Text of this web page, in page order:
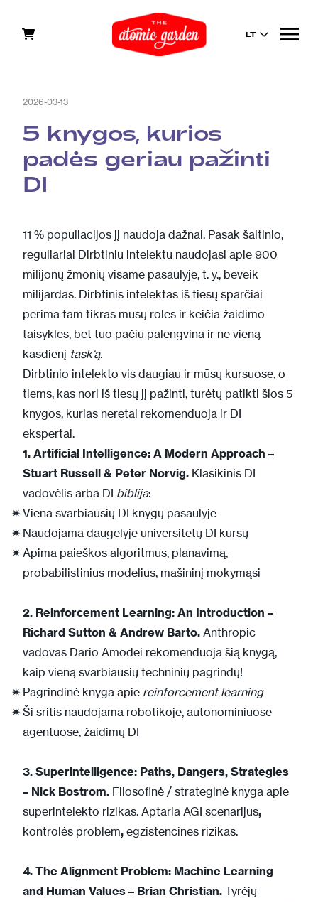
LT
2026-03-13
5 knygos, kurios
padės geriau pažinti
DI
11 % populiacijos jį naudoja dažnai. Pasak šaltinio,
reguliariai Dirbtiniu intelektu naudojasi apie 900
milijonų žmonių visame pasaulyje, t. y., beveik
milijardas. Dirbtinis intelektas iš tiesų sparčiai
perima tam tikras mūsų roles ir keičia žaidimo
taisykles, bet tuo pačiu palengvina ir ne vieną
kasdienį task‘ą.
Dirbtinio intelekto vis daugiau ir mūsų kursuose, o
tiems, kas nori iš tiesų jį pažinti, turėtų patikti šios 5
knygos, kurias neretai rekomenduoja ir DI
ekspertai.
1. Artificial Intelligence: A Modern Approach –
Stuart Russell & Peter Norvig. Klasikinis DI
vadovėlis arba DI biblija:
Viena svarbiausių DI knygų pasaulyje
Naudojama daugelyje universitetų DI kursų
Apima paieškos algoritmus, planavimą,
probabilistinius modelius, mašininį mokymąsi
2. Reinforcement Learning: An Introduction –
Richard Sutton & Andrew Barto. Anthropic
vadovas Dario Amodei rekomenduoja šią knygą,
kaip vieną svarbiausių techninių pagrindų!
Pagrindinė knyga apie reinforcement learning
Ši sritis naudojama robotikoje, autonominiuose
agentuose, žaidimų DI
3. Superintelligence: Paths, Dangers, Strategies
– Nick Bostrom. Filosofinė / strateginė knyga apie
superintelekto rizikas. Aptaria AGI scenarijus,
kontrolės problem, egzistencines rizikas.
4. The Alignment Problem: Machine Learning
and Human Values – Brian Christian. Tyrėjų